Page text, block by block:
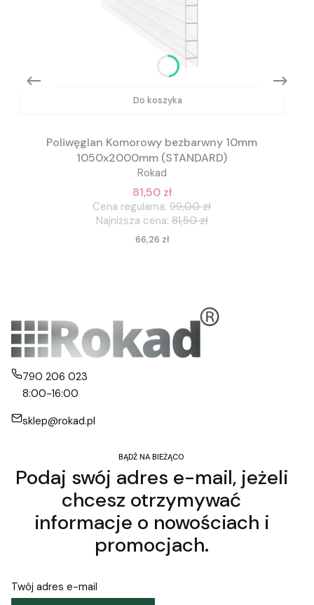
Do koszyka
Poliwęglan Komorowy bezbarwny 10mm
1050x2000mm (STANDARD)
Rokad
81,50 zł
Cena regularna: 99,00 zł
Najniższa cena: 81,50 zł
Cena
66,26 zł
790 206 023
8:00-16:00
sklep@rokad.pl
BĄDŹ NA BIEŻĄCO
Podaj swój adres e-mail, jeżeli
chcesz otrzymywać
informacje o nowościach i
promocjach.
Twój adres e-mail